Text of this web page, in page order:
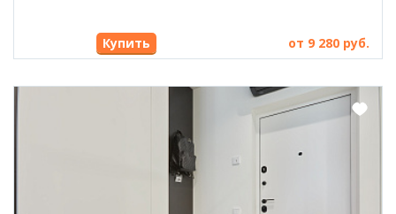
Купить от 9 280 руб.